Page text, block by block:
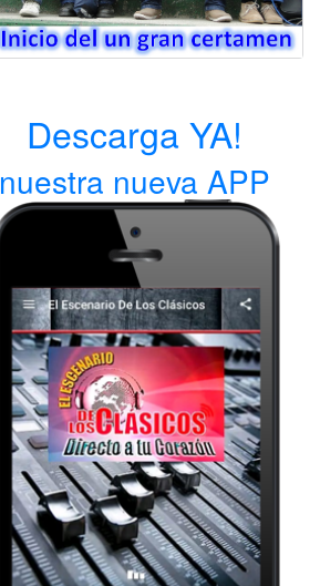
Descarga YA!
nuestra nueva APP